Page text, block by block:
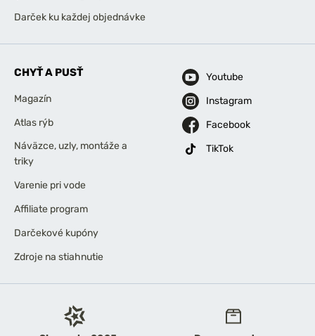
Darček ku každej objednávke
CHYŤ A PUSŤ
Magazín
Atlas rýb
Náväzce, uzly, montáže a
triky
Varenie pri vode
Affiliate program
Darčekové kupóny
Zdroje na stiahnutie
Youtube
Instagram
Facebook
TikTok